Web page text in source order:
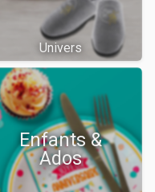
Univers
Enfants &
Ados